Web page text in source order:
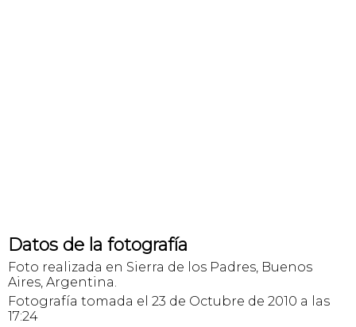
Datos de la fotografía
Foto realizada en Sierra de los Padres, Buenos
Aires, Argentina.
Fotografía tomada el 23 de Octubre de 2010 a las
17:24